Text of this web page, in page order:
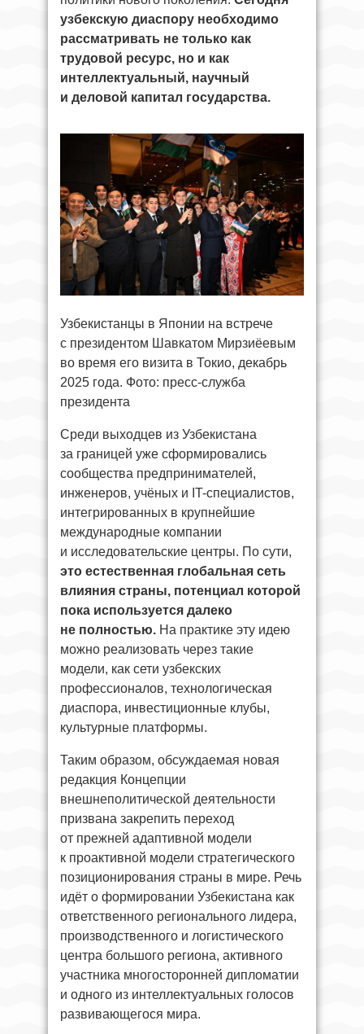
узбекскую диаспору необходимо
рассматривать не только как
трудовой ресурс, но и как
интеллектуальный, научный
и деловой капитал государства.
Узбекистанцы в Японии на встрече
с президентом Шавкатом Мирзиёевым
во время его визита в Токио, декабрь
2025 года. Фото: пресс-служба
президента
Среди выходцев из Узбекистана
за границей уже сформировались
сообщества предпринимателей,
инженеров, учёных и IT-специалистов,
интегрированных в крупнейшие
международные компании
и исследовательские центры. По сути,
это естественная глобальная сеть
влияния страны, потенциал которой
пока используется далеко
не полностью. На практике эту идею
можно реализовать через такие
модели, как сети узбекских
профессионалов, технологическая
диаспора, инвестиционные клубы,
культурные платформы.
Таким образом, обсуждаемая новая
редакция Концепции
внешнеполитической деятельности
призвана закрепить переход
от прежней адаптивной модели
к проактивной модели стратегического
позиционирования страны в мире. Речь
идёт о формировании Узбекистана как
ответственного регионального лидера,
производственного и логистического
центра большого региона, активного
участника многосторонней дипломатии
и одного из интеллектуальных голосов
развивающегося мира.